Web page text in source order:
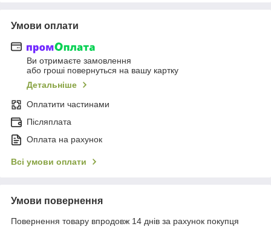
Умови оплати
Ви отримаєте замовлення
або гроші повернуться на вашу картку
Детальніше
Оплатити частинами
Післяплата
Оплата на рахунок
Всі умови оплати
Умови повернення
Повернення товару впродовж 14 днів за рахунок покупця